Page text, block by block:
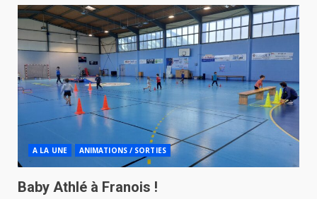
A LA UNE ANIMATIONS / SORTIES
Baby Athlé à Franois !